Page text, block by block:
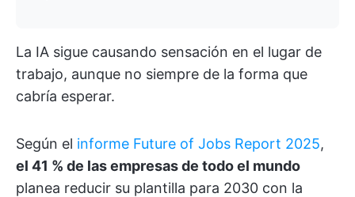
La IA sigue causando sensación en el lugar de
trabajo, aunque no siempre de la forma que
cabría esperar.
Según el informe Future of Jobs Report 2025,
el 41 % de las empresas de todo el mundo
planea reducir su plantilla para 2030 con la